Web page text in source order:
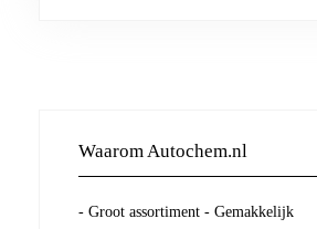
Waarom Autochem.nl
- Groot assortiment - Gemakkelijk